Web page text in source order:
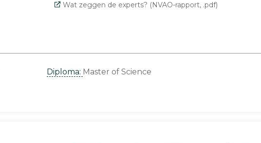
Wat zeggen de experts? (NVAO-rapport, .pdf)
Diploma: Master of Science